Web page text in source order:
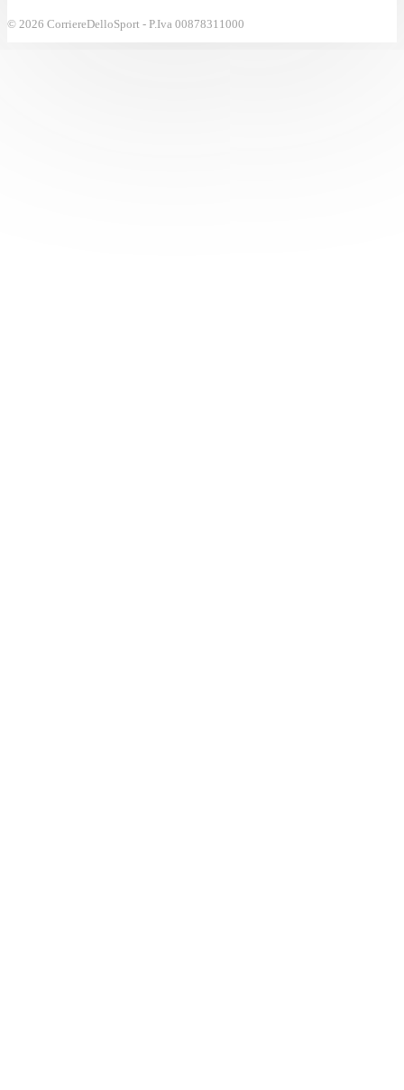
© 2026 CorriereDelloSport - P.Iva 00878311000